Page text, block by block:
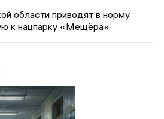
области приводят в норму
к нацпарку «Мещёра»